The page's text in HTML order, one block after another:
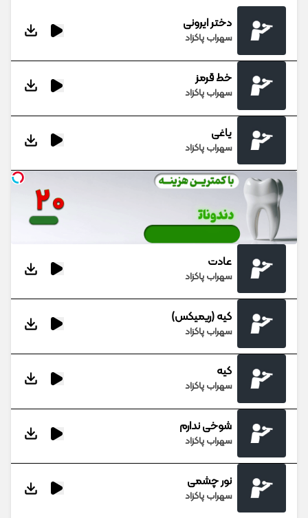
دختر ایرونی
سهراب پاکزاد
خط قرمز
سهراب پاکزاد
یاغی
سهراب پاکزاد
عادت
سهراب پاکزاد
کیه (ریمیکس)
سهراب پاکزاد
کیه
سهراب پاکزاد
شوخی ندارم
سهراب پاکزاد
نور چشمی
سهراب پاکزاد